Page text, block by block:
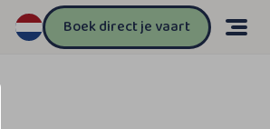
Boek direct je vaart